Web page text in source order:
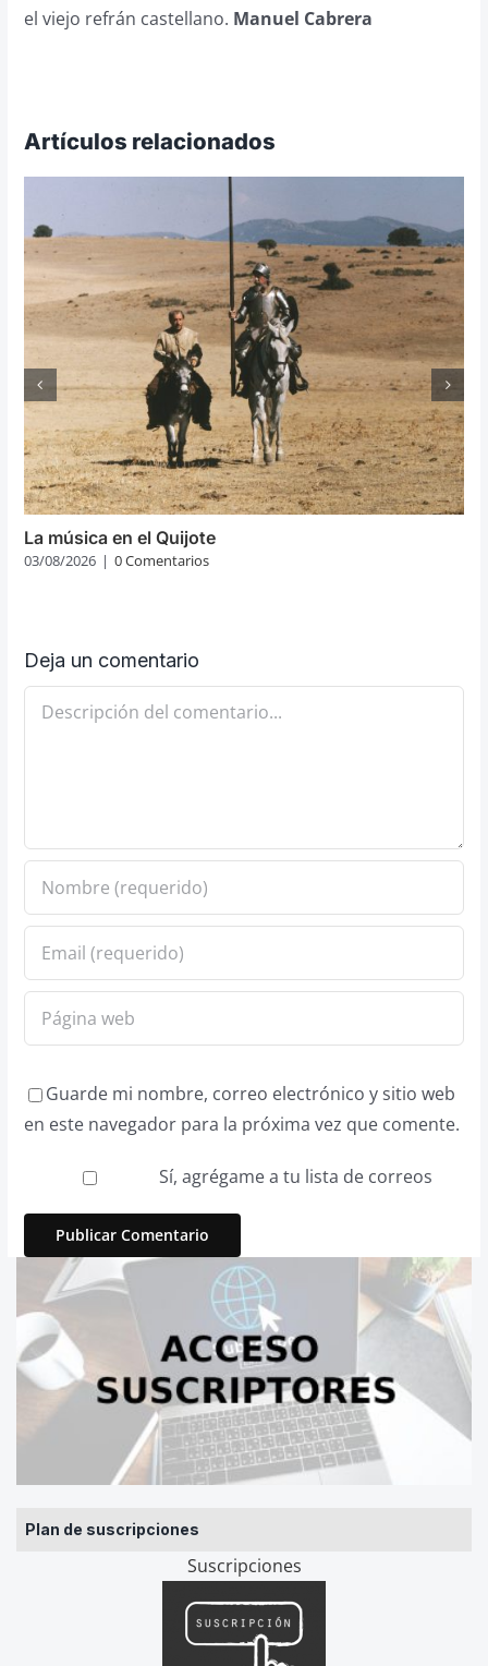
Plan de suscripciones
Suscripciones
el viejo refrán castellano. Manuel Cabrera
Artículos relacionados
La música en el Quijote
03/08/2026 | 0 Comentarios
Deja un comentario
Comentario
Guarde mi nombre, correo electrónico y sitio web
en este navegador para la próxima vez que comente.
Sí, agrégame a tu lista de correos